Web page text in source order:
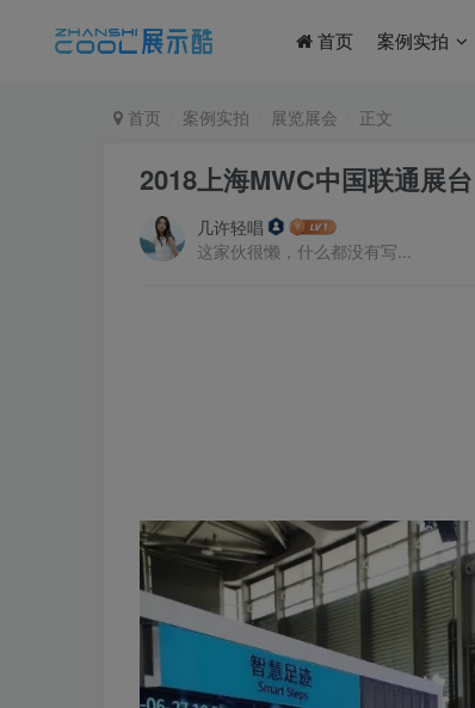
首页 案例实拍
首页 案例实拍 展览展会 正文
2018上海MWC中国联通展台
几许轻唱
这家伙很懒，什么都没有写...